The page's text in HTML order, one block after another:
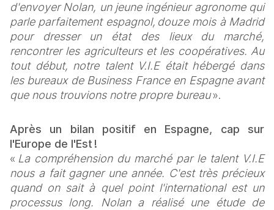
d'envoyer Nolan, un jeune ingénieur agronome qui
parle parfaitement espagnol, douze mois à Madrid
pour dresser un état des lieux du marché,
rencontrer les agriculteurs et les coopératives. Au
tout début, notre talent V.I.E était hébergé dans
les bureaux de Business France en Espagne avant
que nous trouvions notre propre bureau ».
Après un bilan positif en Espagne, cap sur
l'Europe de l'Est !
« La compréhension du marché par le talent V.I.E
nous a fait gagner une année. C'est très précieux
quand on sait à quel point l'international est un
processus long. Nolan a réalisé une étude de